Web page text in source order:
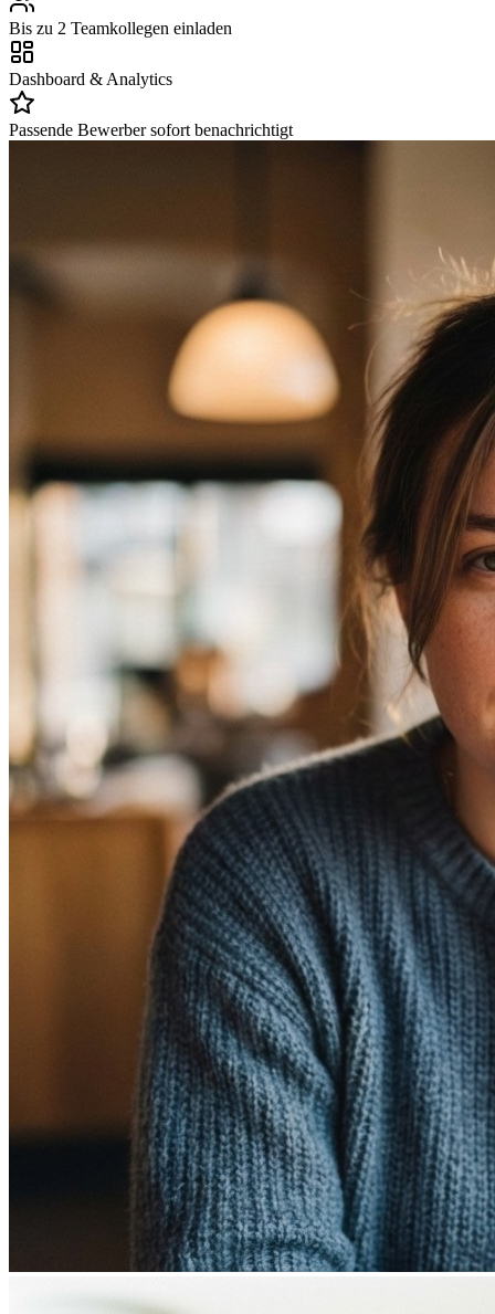
Bis zu 2 Teamkollegen einladen
Dashboard & Analytics
Passende Bewerber sofort benachrichtigt